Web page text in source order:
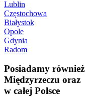
Lublin
Częstochowa
Białystok
Opole
Gdynia
Radom
Posiadamy
Międzyrzeczu oraz
w całej Polsce